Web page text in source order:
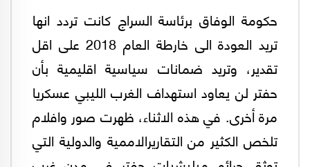
حكومة الوفاق برئاسة السراج كانت تردد انها
تريد العودة الى خارطة العام 2018 على اقل
تقدير، وتريد ضمانات سياسية اقليمية بأن
حفتر لن يعاود استهداف الغرب الليبي عسكريا
مرة أخرى. في هذه الاثناء، ظهرت صور وافلام
تلخص الكثير من التقاريرالاممية والدولية التي